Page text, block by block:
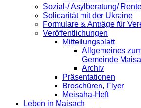
Sozial-/ Asylberatung/
Solidarität mit der Ukraine
Formulare & Anträge für
Veröffentlichungen
Mitteilungsblatt
Allgemeines
Gemeinde
Archiv
Präsentationen
Broschüren, Flyer
Meisaha-Heft
Leben in Maisach